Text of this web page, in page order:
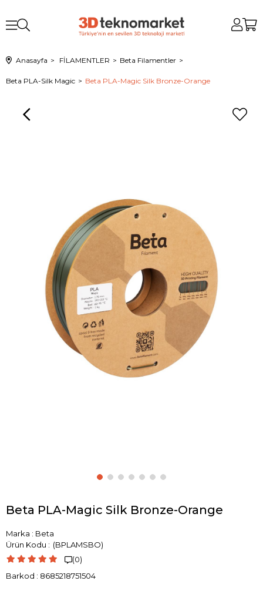
Anasayfa FİLAMENTLER Beta Filamentler
Beta PLA-Silk Magic Beta PLA-Magic Silk Bronze-Orange
Beta PLA-Magic Silk Bronze-Orange
Marka : Beta
(BPLAMSBO)
(0)
Barkod : 8685218751504